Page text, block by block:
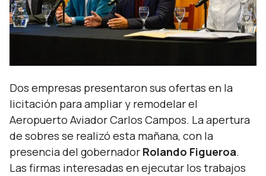
Dos empresas presentaron sus ofertas en la
licitación para ampliar y remodelar el
Aeropuerto Aviador Carlos Campos. La apertura
de sobres se realizó esta mañana, con la
presencia del gobernador Rolando Figueroa.
Las firmas interesadas en ejecutar los trabajos